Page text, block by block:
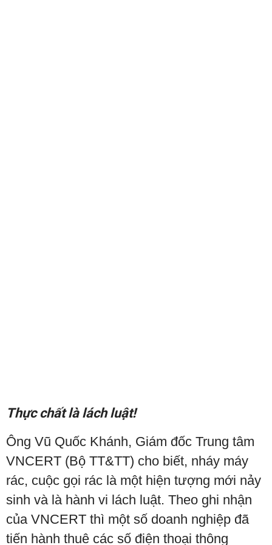
Thực chất là lách luật!
Ông Vũ Quốc Khánh, Giám đốc Trung tâm
VNCERT (Bộ TT&TT) cho biết, nháy máy
rác, cuộc gọi rác là một hiện tượng mới nảy
sinh và là hành vi lách luật. Theo ghi nhận
của VNCERT thì một số doanh nghiệp đã
tiến hành thuê các số điện thoại thông